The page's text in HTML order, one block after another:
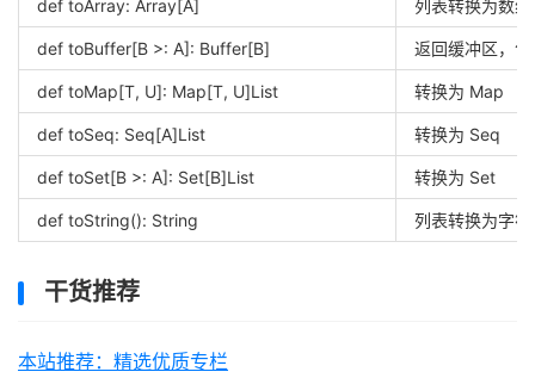
def toArray: Array[A] 列表转换为数组
def toBuffer[B >: A]: Buffer[B] 返回缓冲区，
def toMap[T, U]: Map[T, U]List 转换为 Map
def toSeq: Seq[A]List 转换为 Seq
def toSet[B >: A]: Set[B]List 转换为 Set
def toString(): String 列表转换为字符
干货推荐
本站推荐：精选优质专栏